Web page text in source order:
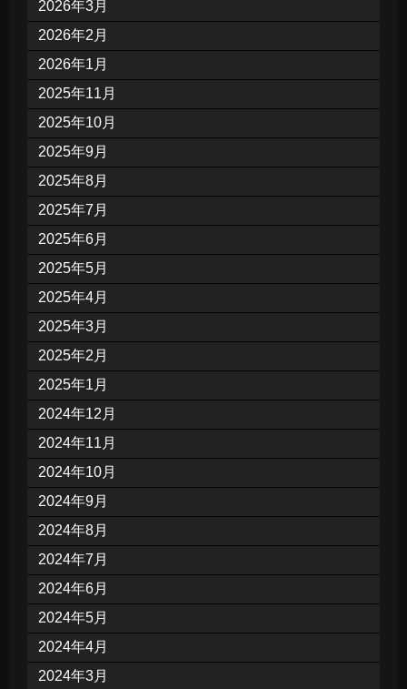
2026年3月
2026年2月
2026年1月
2025年11月
2025年10月
2025年9月
2025年8月
2025年7月
2025年6月
2025年5月
2025年4月
2025年3月
2025年2月
2025年1月
2024年12月
2024年11月
2024年10月
2024年9月
2024年8月
2024年7月
2024年6月
2024年5月
2024年4月
2024年3月